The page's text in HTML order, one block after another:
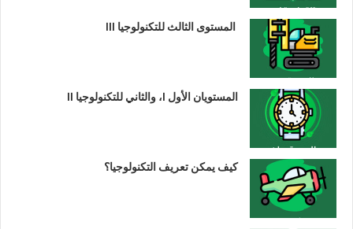
المستوى الثالث للتكنولوجيا III
المستويان الأول I، والثاني للتكنولوجيا II
كيف يمكن تعريف التكنولوجيا؟